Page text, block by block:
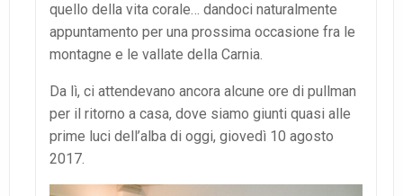
quello della vita corale… dandoci naturalmente
appuntamento per una prossima occasione fra le
montagne e le vallate della Carnia.
Da lì, ci attendevano ancora alcune ore di pullman
per il ritorno a casa, dove siamo giunti quasi alle
prime luci dell’alba di oggi, giovedì 10 agosto
2017.